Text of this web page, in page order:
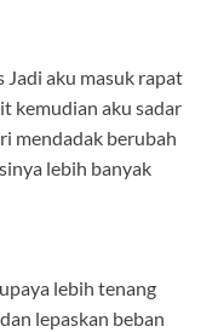
Jadi aku masuk rapat
kemudian aku sadar
mendadak berubah
lebih banyak
lebih tenang
lepaskan beban